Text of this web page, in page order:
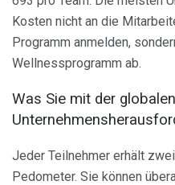
Kosten nicht an die
Programm anmelden,
Wellnessprogramm ab.
Was Sie mit der globalen
Jeder Teilnehmer erhält
Pedometer. Sie können